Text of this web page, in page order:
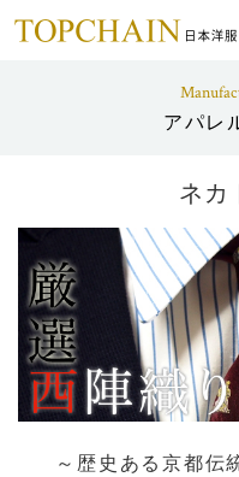
アパレ
ネカ
～歴史ある京都伝